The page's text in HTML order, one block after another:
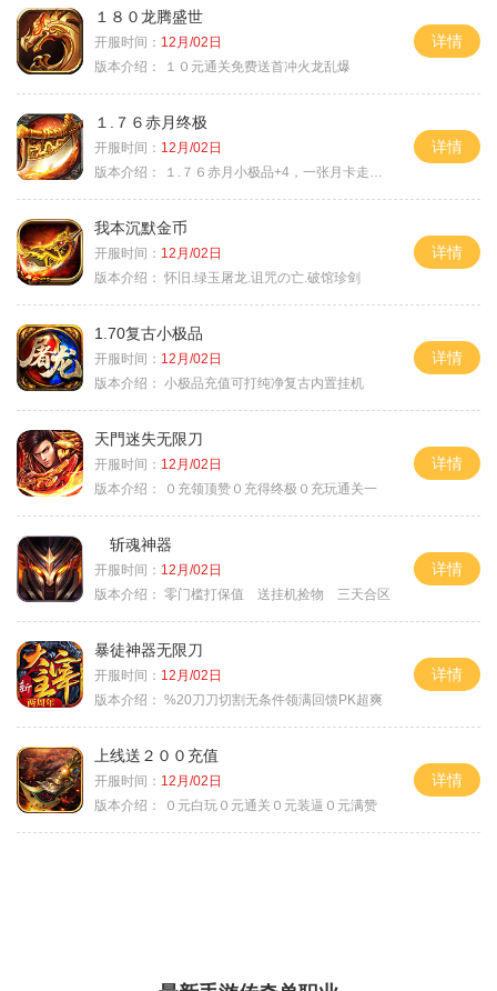
１８０龙腾盛世
开服时间： 12月/02日
版本介绍：
１０元通关免费送首冲火龙乱爆
详情
１.７６赤月终极
开服时间： 12月/02日
版本介绍：
１.７６赤月小极品+4，一张月卡走天涯b
详情
我本沉默金币
开服时间： 12月/02日
版本介绍： 怀旧.绿玉屠龙.诅咒の亡.破馆珍剑
详情
1.70复古小极品
开服时间： 12月/02日
版本介绍： 小极品充值可打纯净复古内置挂机
详情
天門迷失无限刀
开服时间： 12月/02日
版本介绍：
０充领顶赞０充得终极０充玩通关一
详情
斩魂神器
开服时间： 12月/02日
版本介绍： 零门槛打保值 送挂机捡物 三天合区
详情
暴徒神器无限刀
开服时间： 12月/02日
版本介绍： %20刀刀切割无条件领满回馈PK超爽
详情
上线送２００充值
开服时间： 12月/02日
版本介绍：
０元白玩０元通关０元装逼０元满赞
详情